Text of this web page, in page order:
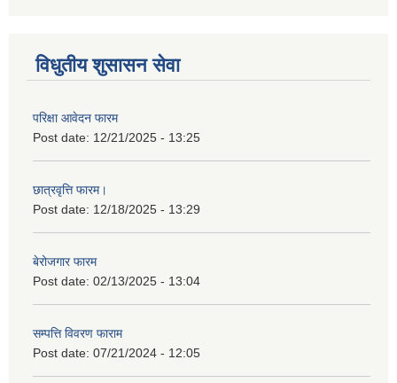
विधुतीय शुसासन सेवा
परिक्षा आवेदन फारम
Post date: 12/21/2025 - 13:25
छात्रवृत्ति फारम।
Post date: 12/18/2025 - 13:29
बेरोजगार फारम
Post date: 02/13/2025 - 13:04
सम्पत्ति विवरण फाराम
Post date: 07/21/2024 - 12:05